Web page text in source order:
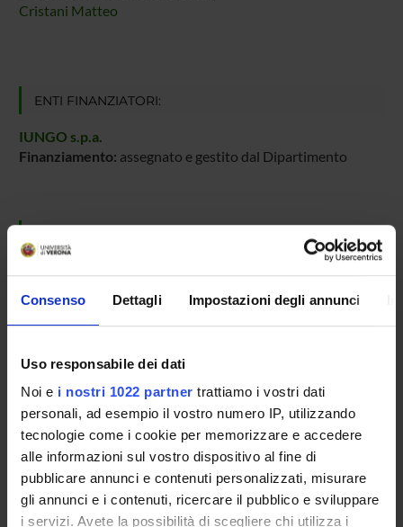
Consenso Dettagli Impostazioni degli annunci
Uso responsabile dei dati
Noi e i nostri 1022 partner trattiamo i vostri dati
personali, ad esempio il vostro numero IP, utilizzando
tecnologie come i cookie per memorizzare e accedere
alle informazioni sul vostro dispositivo al fine di
pubblicare annunci e contenuti personalizzati, misurare
gli annunci e i contenuti, ricercare il pubblico e sviluppare
i servizi. Avete la possibilità di scegliere chi utilizza i
Cristani Matteo
ENTI FINANZIATORI:
IUNGO s.p.a.
Finanziamento: assegnato e gestito dal Dipartimento
AREE DI RICERCA COINVOLTE DAL PROGETTO
Sicurezza informatica
Formal methods and theory of security
ATTIVITÀ